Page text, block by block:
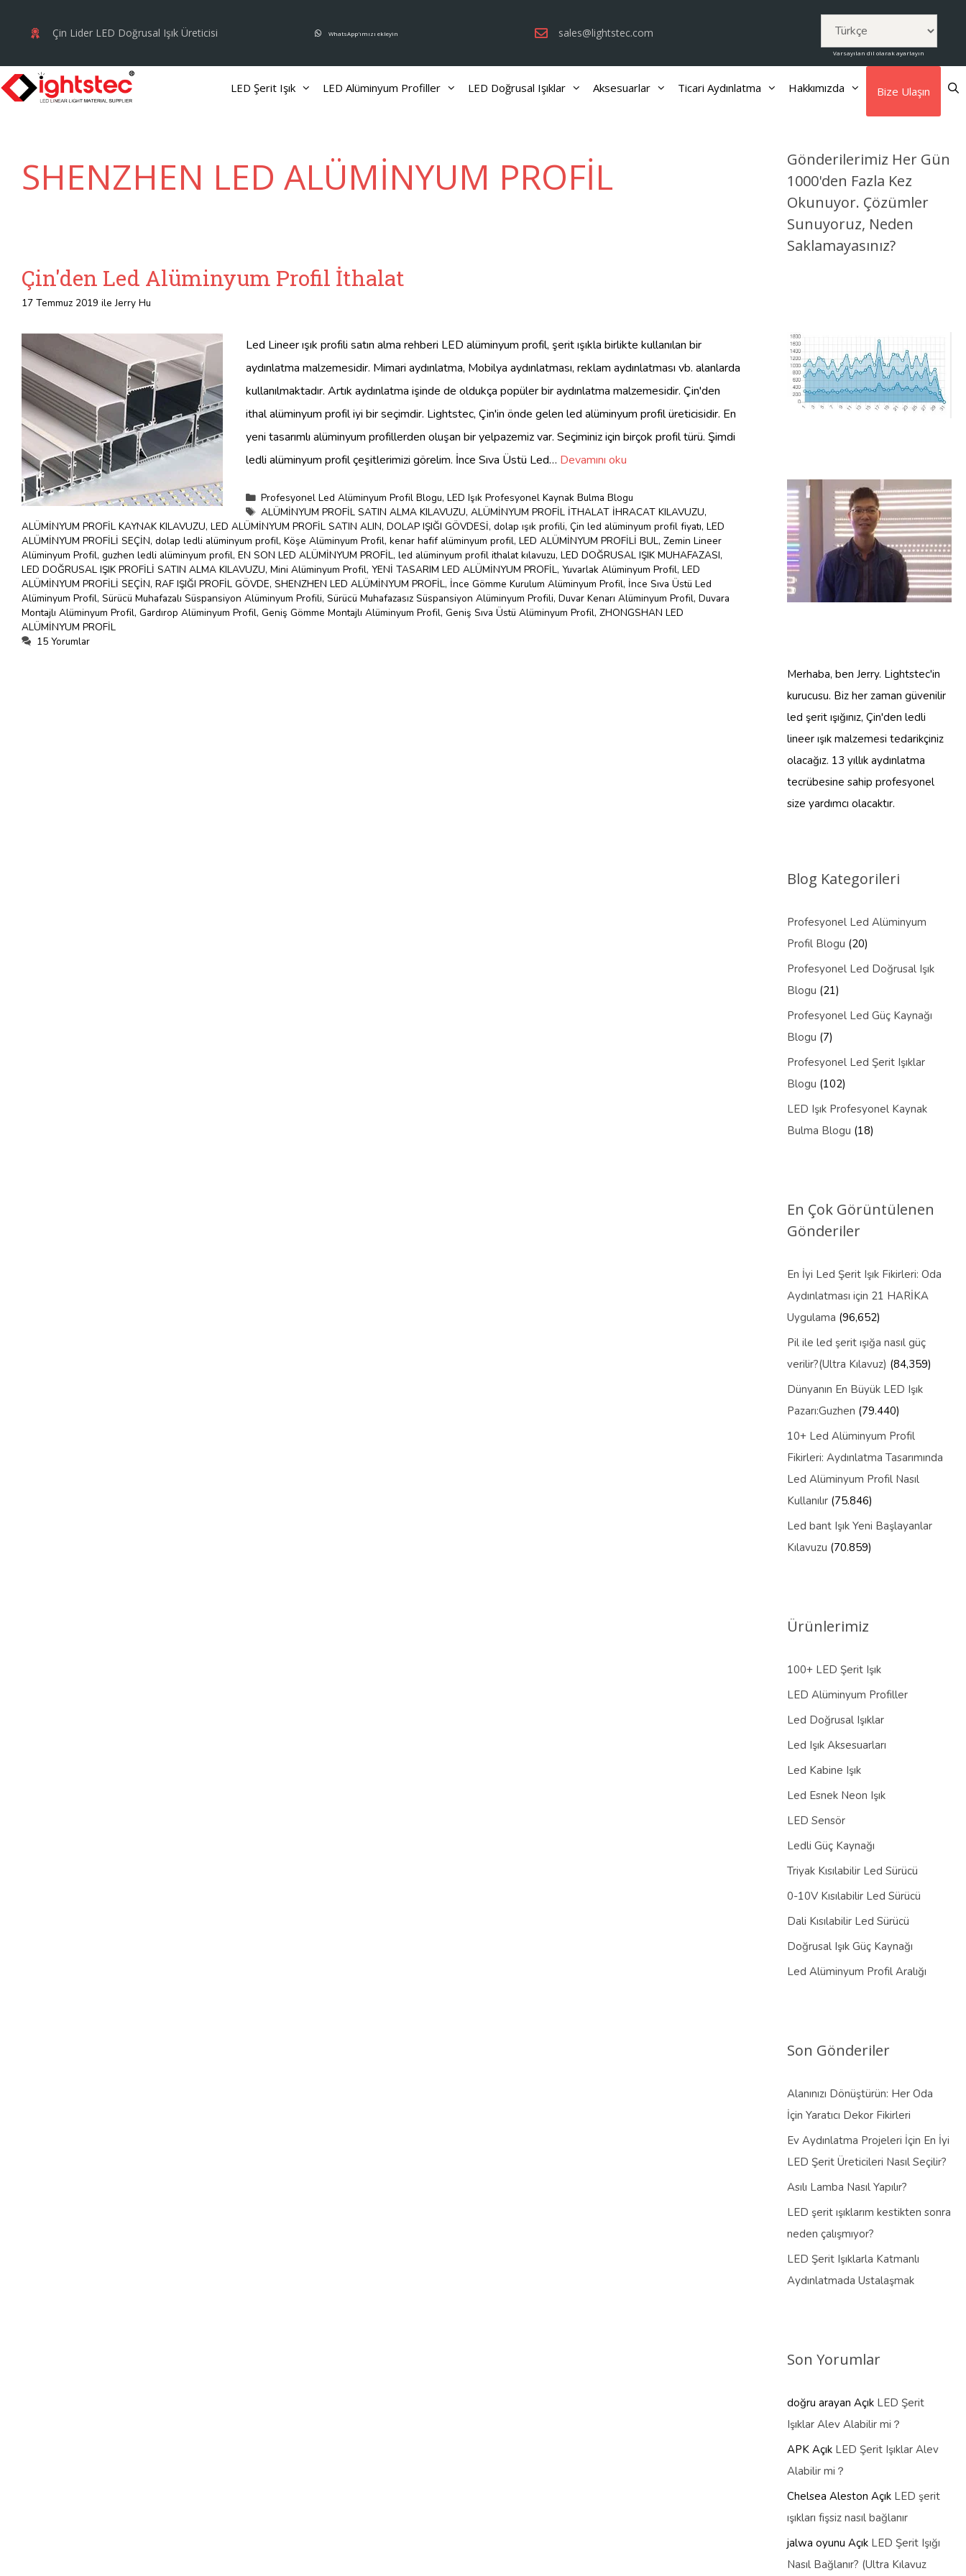
Çin Lider LED Doğrusal Işık Üreticisi WhatsApp'ımızı ekleyin sales@lightstec.com
Varsayılan dil olarak ayarlayın
LED Şerit Işık LED Alüminyum Profiller LED Doğrusal Işıklar Aksesuarlar Ticari Aydınlatma Hakkımızda Bize Ulaşın
SHENZHEN LED ALÜMİNYUM PROFİL
Çin'den Led Alüminyum Profil İthalat
17 Temmuz 2019 ileJerry Hu
Led Lineer ışık profili satın alma rehberi LED alüminyum profil, şerit ışıkla birlikte kullanılan bir
aydınlatma malzemesidir. Mimari aydınlatma, Mobilya aydınlatması, reklam aydınlatması vb. alanlarda
kullanılmaktadır. Artık aydınlatma işinde de oldukça popüler bir aydınlatma malzemesidir. Çin'den
ithal alüminyum profil iyi bir seçimdir. Lightstec, Çin'in önde gelen led alüminyum profil üreticisidir. En
yeni tasarımlı alüminyum profillerden oluşan bir yelpazemiz var. Seçiminiz için birçok profil türü. Şimdi
ledli alüminyum profil çeşitlerimizi görelim. İnce Sıva Üstü Led… Devamını oku
Kategoriler
Profesyonel Led Alüminyum Profil Blogu,LED Işık Profesyonel Kaynak Bulma Blogu
Etiketler
ALÜMİNYUM PROFİL SATIN ALMA KILAVUZU,ALÜMİNYUM PROFİL İTHALAT İHRACAT KILAVUZU,
ALÜMİNYUM PROFİL KAYNAK KILAVUZU, LED ALÜMİNYUM PROFİL SATIN ALIN, DOLAP IŞIĞI GÖVDESİ, dolap ışık profili, Çin led alüminyum profil fiyatı, LED
ALÜMİNYUM PROFİLİ SEÇİN, dolap ledli alüminyum profil, Köşe Alüminyum Profil, kenar hafif alüminyum profil, LED ALÜMİNYUM PROFİLİ BUL, Zemin Lineer
Alüminyum Profil, guzhen ledli alüminyum profil, EN SON LED ALÜMİNYUM PROFİL, led alüminyum profil ithalat kılavuzu, LED DOĞRUSAL IŞIK MUHAFAZASI,
LED DOĞRUSAL IŞIK PROFİLİ SATIN ALMA KILAVUZU, Mini Alüminyum Profil, YENİ TASARIM LED ALÜMİNYUM PROFİL, Yuvarlak Alüminyum Profil, LED
ALÜMİNYUM PROFİLİ SEÇİN, RAF IŞIĞI PROFİL GÖVDE, SHENZHEN LED ALÜMİNYUM PROFİL, İnce Gömme Kurulum Alüminyum Profil, İnce Sıva Üstü Led
Alüminyum Profil, Sürücü Muhafazalı Süspansiyon Alüminyum Profili, Sürücü Muhafazasız Süspansiyon Alüminyum Profili, Duvar Kenarı Alüminyum Profil, Duvara
Montajlı Alüminyum Profil, Gardırop Alüminyum Profil, Geniş Gömme Montajlı Alüminyum Profil, Geniş Sıva Üstü Alüminyum Profil, ZHONGSHAN LED
ALÜMİNYUM PROFİL
15 Yorumlar
Gönderilerimiz Her Gün
1000'den Fazla Kez
Okunuyor. Çözümler
Sunuyoruz, Neden
Saklamayasınız?
Merhaba, ben Jerry. Lightstec'in
kurucusu. Biz her zaman güvenilir
led şerit ışığınız, Çin'den ledli
lineer ışık malzemesi tedarikçiniz
olacağız. 13 yıllık aydınlatma
tecrübesine sahip profesyonel
size yardımcı olacaktır.
Blog Kategorileri
Profesyonel Led Alüminyum
Profil Blogu (20)
Profesyonel Led Doğrusal Işık
Blogu (21)
Profesyonel Led Güç Kaynağı
Blogu (7)
Profesyonel Led Şerit Işıklar
Blogu (102)
LED Işık Profesyonel Kaynak
Bulma Blogu (18)
En Çok Görüntülenen
Gönderiler
En İyi Led Şerit Işık Fikirleri: Oda
Aydınlatması için 21 HARİKA
Uygulama (96,652)
Pil ile led şerit ışığa nasıl güç
verilir?(Ultra Kılavuz) (84,359)
Dünyanın En Büyük LED Işık
Pazarı:Guzhen (79.440)
10+ Led Alüminyum Profil
Fikirleri: Aydınlatma Tasarımında
Led Alüminyum Profil Nasıl
Kullanılır (75.846)
Led bant Işık Yeni Başlayanlar
Kılavuzu (70.859)
Ürünlerimiz
100+ LED Şerit Işık
LED Alüminyum Profiller
Led Doğrusal Işıklar
Led Işık Aksesuarları
Led Kabine Işık
Led Esnek Neon Işık
LED Sensör
Ledli Güç Kaynağı
Triyak Kısılabilir Led Sürücü
0-10V Kısılabilir Led Sürücü
Dali Kısılabilir Led Sürücü
Doğrusal Işık Güç Kaynağı
Led Alüminyum Profil Aralığı
Son Gönderiler
Alanınızı Dönüştürün: Her Oda
İçin Yaratıcı Dekor Fikirleri
Ev Aydınlatma Projeleri İçin En İyi
LED Şerit Üreticileri Nasıl Seçilir?
Asılı Lamba Nasıl Yapılır?
LED şerit ışıklarım kestikten sonra
neden çalışmıyor?
LED Şerit Işıklarla Katmanlı
Aydınlatmada Ustalaşmak
Son Yorumlar
doğru arayan Açık LED Şerit
Işıklar Alev Alabilir mi？
APK Açık LED Şerit Işıklar Alev
Alabilir mi？
Chelsea Aleston Açık LED şerit
ışıkları fişsiz nasıl bağlanır
jalwa oyunu Açık LED Şerit Işığı
Nasıl Bağlanır? (Ultra Kılavuz